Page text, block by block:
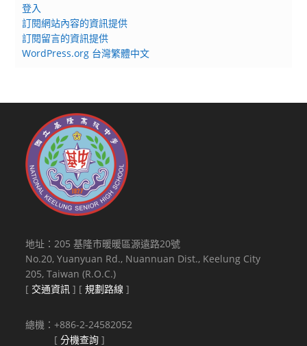
登入
訂閱網站內容的資訊提供
訂閱留言的資訊提供
WordPress.org 台灣繁體中文
地址：205 基隆市暖暖區源遠路20號
No.20, Yuanyuan Rd., Nuannuan Dist., Keelung City
205, Taiwan (R.O.C.)
[ 交通資訊 ] [規劃路線 ]
總機：+886-2-24582052
[分機查詢 ]